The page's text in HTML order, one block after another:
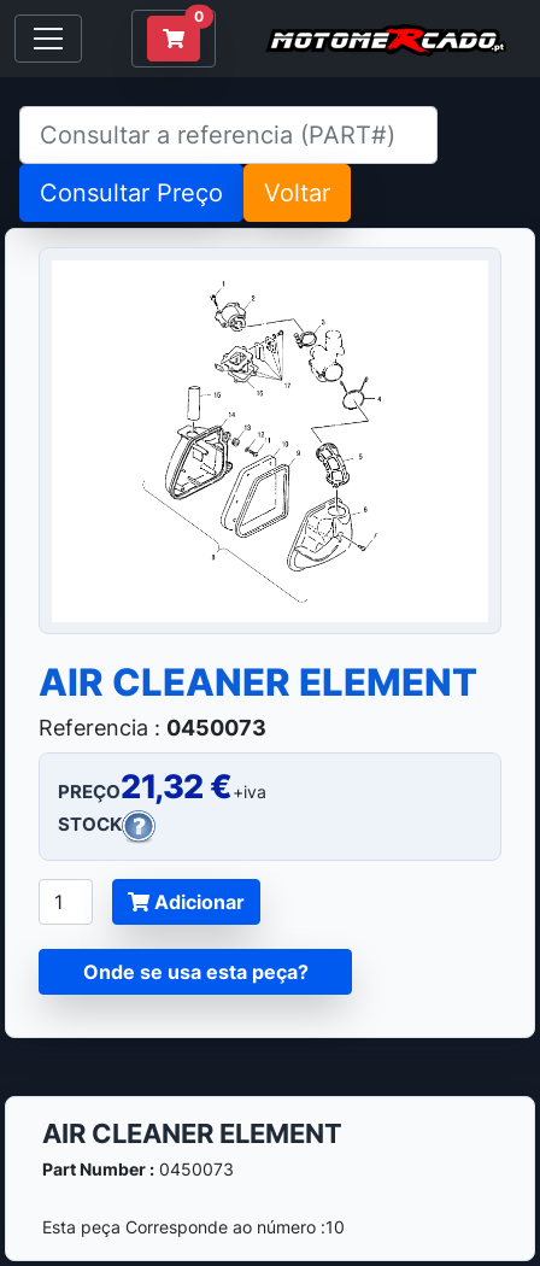
0
Consultar Preço Voltar
AIR CLEANER ELEMENT
Referencia : 0450073
PREÇO21,32 €+iva
STOCK
Adicionar
Onde se usa esta peça?
AIR CLEANER ELEMENT
Part Number :0450073
Esta peça Corresponde ao número :10